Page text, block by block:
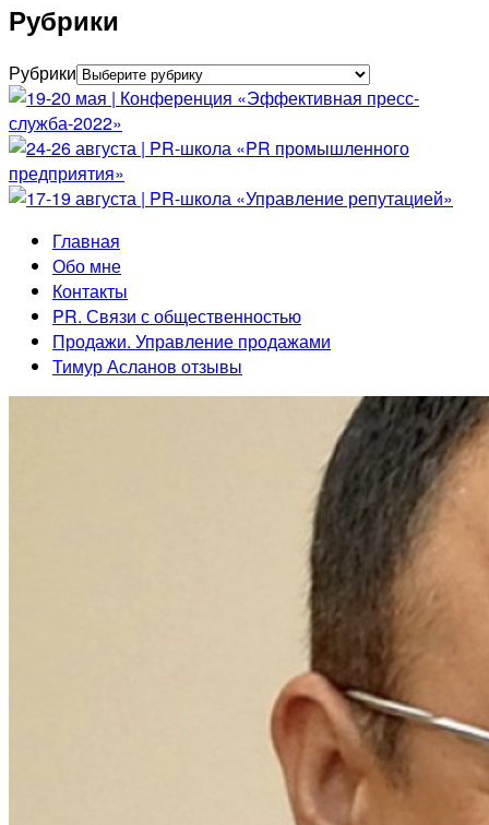
Рубрики
Рубрики
Главная
Обо мне
Контакты
PR. Связи с общественностью
Продажи. Управление продажами
Тимур Асланов отзывы